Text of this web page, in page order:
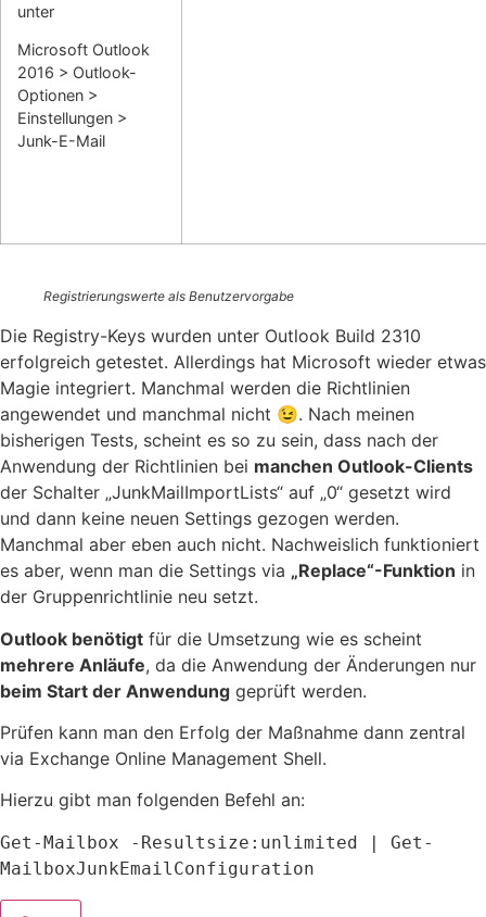
unter
Microsoft Outlook
2016 > Outlook-
Optionen >
Einstellungen >
Junk-E-Mail
Registrierungswerte als Benutzervorgabe
Die Registry-Keys wurden unter Outlook Build 2310
erfolgreich getestet. Allerdings hat Microsoft wieder etwas
Magie integriert. Manchmal werden die Richtlinien
angewendet und manchmal nicht 😉. Nach meinen
bisherigen Tests, scheint es so zu sein, dass nach der
Anwendung der Richtlinien bei manchen Outlook-Clients
der Schalter „JunkMailImportLists“ auf „0“ gesetzt wird
und dann keine neuen Settings gezogen werden.
Manchmal aber eben auch nicht. Nachweislich funktioniert
es aber, wenn man die Settings via „Replace“-Funktion in
der Gruppenrichtlinie neu setzt.
Outlook benötigt für die Umsetzung wie es scheint
mehrere Anläufe, da die Anwendung der Änderungen nur
beim Start der Anwendung geprüft werden.
Prüfen kann man den Erfolg der Maßnahme dann zentral
via Exchange Online Management Shell.
Hierzu gibt man folgenden Befehl an:
Get-Mailbox -Resultsize:unlimited
Get-
MailboxJunkEmailConfiguration